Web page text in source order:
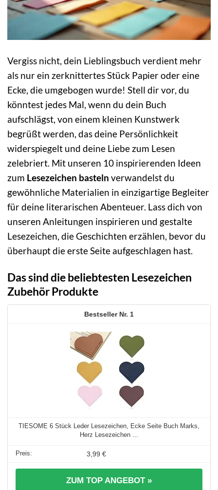
Vergiss nicht, dein Lieblingsbuch verdient mehr
als nur ein zerknittertes Stück Papier oder eine
Ecke, die umgebogen wurde! Stell dir vor, du
könntest jedes Mal, wenn du dein Buch
aufschlägst, von einem kleinen Kunstwerk
begrüßt werden, das deine Persönlichkeit
widerspiegelt und deine Liebe zum Lesen
zelebriert. Mit unseren 10 inspirierenden Ideen
zum Lesezeichen basteln verwandelst du
gewöhnliche Materialien in einzigartige Begleiter
für deine literarischen Abenteuer. Lass dich von
unseren Anleitungen inspirieren und gestalte
Lesezeichen, die Geschichten erzählen, bevor du
überhaupt die erste Seite aufgeschlagen hast.
Das sind die beliebtesten Lesezeichen
Zubehör Produkte
1
TIESOME 6 Stück Leder Lesezeichen, Ecke Seite Buch Marks,
Herz Lesezeichen ...
3,99 €
ZUM TOP ANGEBOT »